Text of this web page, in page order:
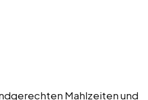
Mahlzeiten und